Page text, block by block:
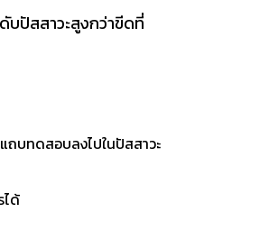
บปัสสาวะสูงกว่าขีดที่
ถบทดสอบลงไปในปัสสาวะ
ด้